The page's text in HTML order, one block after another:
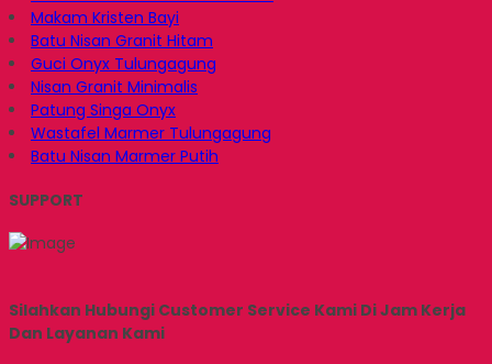
Makam Kristen Bayi
Batu Nisan Granit Hitam
Guci Onyx Tulungagung
Nisan Granit Minimalis
Patung Singa Onyx
Wastafel Marmer Tulungagung
Batu Nisan Marmer Putih
SUPPORT
Silahkan Hubungi Customer Service Kami Di Jam Kerja
Dan Layanan Kami